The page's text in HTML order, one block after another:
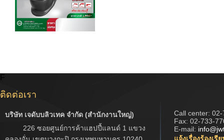
F
ติดต่อเรา
บริษัท เจดับบลิวเทค จำกัด (สำนักงานใหญ่)
226 ซอยศูนย์การค้าแฮปปี้แลนด์ 1 แขวง
Call center: 02-
Fax: 02-733-
E-mail: